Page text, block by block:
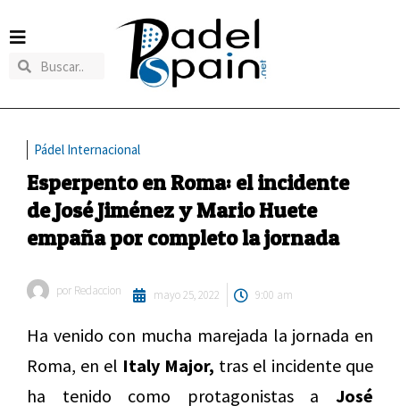
Pádel Internacional
Esperpento en Roma: el incidente
de José Jiménez y Mario Huete
empaña por completo la jornada
por Redaccion mayo 25, 2022 9:00 am
Ha venido con mucha marejada la jornada en
Roma, en el Italy Major, tras el incidente que
ha tenido como protagonistas a José